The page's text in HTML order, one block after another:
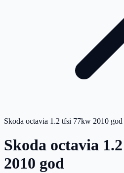
Skoda octavia 1.2 tfsi 77kw 2010 god
Skoda octavia
2010 god